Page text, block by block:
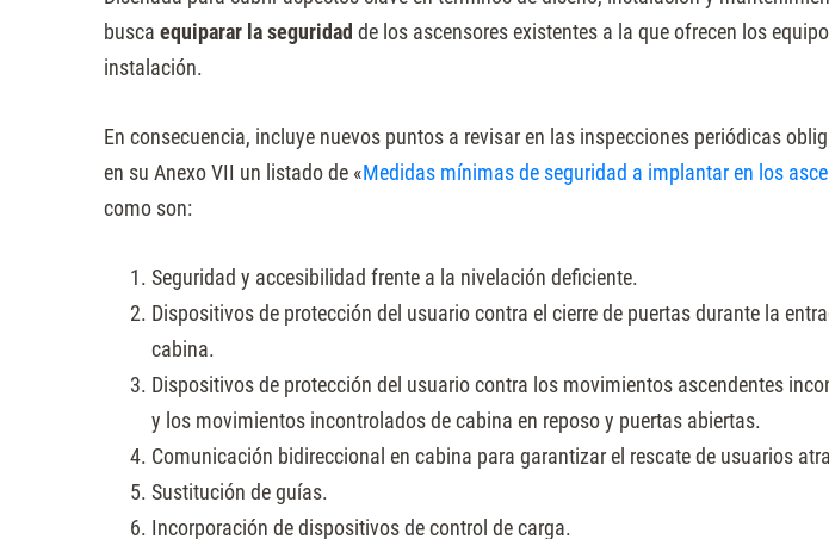
accesibilidad.
busca equiparar la seguridad de los ascensores existentes a la que ofrecen los
instalación.
En consecuencia, incluye nuevos puntos a revisar en las inspecciones periódicas
en su Anexo VII un listado de «Medidas mínimas de seguridad a implantar en los
como son:
Seguridad y accesibilidad frente a la nivelación deficiente.
Dispositivos de protección del usuario contra el cierre de puertas durante la
cabina.
Dispositivos de protección del usuario contra los movimientos ascendentes
y los movimientos incontrolados de cabina en reposo y puertas abiertas.
Comunicación bidireccional en cabina para garantizar el rescate de usuarios
Sustitución de guías.
Incorporación de dispositivos de control de carga.